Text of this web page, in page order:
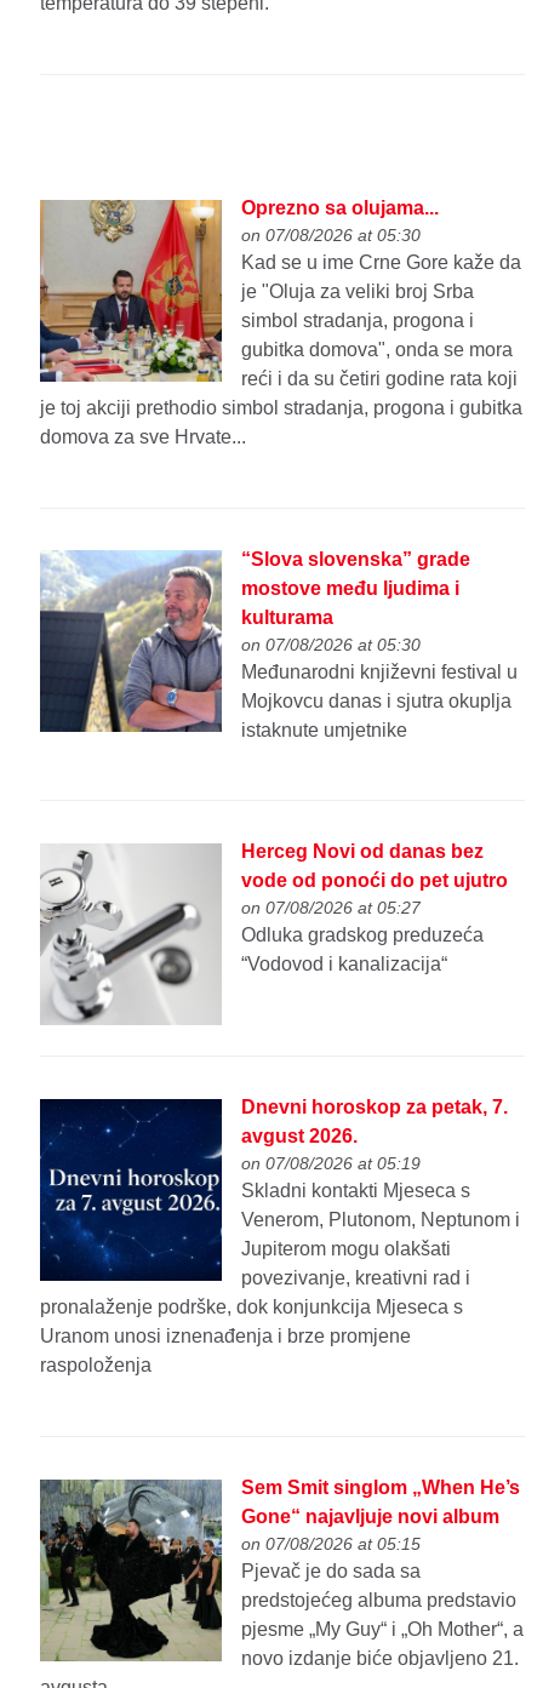
Oprezno sa olujama...
on 07/08/2026 at 05:30
Kad se u ime Crne Gore kaže da
je "Oluja za veliki broj Srba
simbol stradanja, progona i
gubitka domova", onda se mora
reći i da su četiri godine rata koji
je toj akciji prethodio simbol stradanja, progona i gubitka
domova za sve Hrvate...
“Slova slovenska” grade
mostove među ljudima i
kulturama
on 07/08/2026 at 05:30
Međunarodni književni festival u
Mojkovcu danas i sjutra okuplja
istaknute umjetnike
Herceg Novi od danas bez
vode od ponoći do pet ujutro
on 07/08/2026 at 05:27
Odluka gradskog preduzeća
“Vodovod i kanalizacija“
Dnevni horoskop za petak, 7.
avgust 2026.
on 07/08/2026 at 05:19
Skladni kontakti Mjeseca s
Venerom, Plutonom, Neptunom i
Jupiterom mogu olakšati
povezivanje, kreativni rad i
pronalaženje podrške, dok konjunkcija Mjeseca s
Uranom unosi iznenađenja i brze promjene
raspoloženja
Sem Smit singlom „When He’s
Gone“ najavljuje novi album
on 07/08/2026 at 05:15
Pjevač je do sada sa
predstojećeg albuma predstavio
pjesme „My Guy“ i „Oh Mother“, a
novo izdanje biće objavljeno 21.